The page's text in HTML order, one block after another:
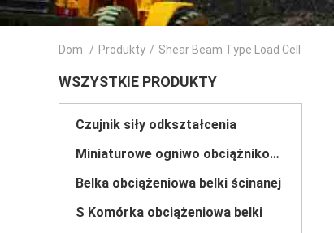
Dom / Produkty / Shear Beam Type Load Cell
WSZYSTKIE PRODUKTY
Czujnik siły odkształcenia
Miniaturowe ogniwo obciążnikowe
Belka obciążeniowa belki ścinanej
S Komórka obciążeniowa belki